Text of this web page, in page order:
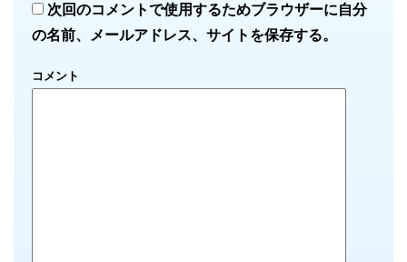
次回のコメントで使用するためブラウザーに自分
の名前、メールアドレス、サイトを保存する。
コメント